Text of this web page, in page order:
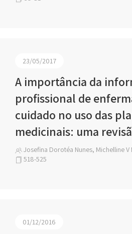
23/05/2017
A importância da
profissional de
cuidado no uso das
medicinais: uma
Josefina Dorotéa Nunes, Michelline V
518-525
01/12/2016